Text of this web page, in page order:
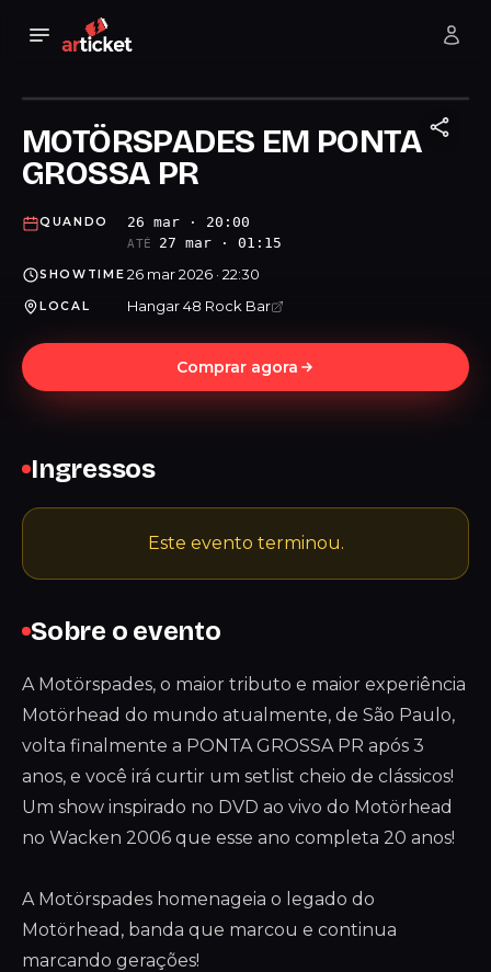
MOTÖRSPADES EM PONTA
GROSSA PR
QUANDO 26 mar · 20:00
ATÉ 27 mar · 01:15
SHOWTIME 26 mar 2026 · 22:30
LOCAL Hangar 48 Rock Bar
Comprar agora
Sobre o evento
A Motörspades, o maior tributo e maior experiência
Motörhead do mundo atualmente, de São Paulo,
volta finalmente a PONTA GROSSA PR após 3
anos, e você irá curtir um setlist cheio de clássicos!
Um show inspirado no DVD ao vivo do Motörhead
no Wacken 2006 que esse ano completa 20 anos!
A Motörspades homenageia o legado do
Motörhead, banda que marcou e continua
marcando gerações!
Ingressos
Este evento terminou.